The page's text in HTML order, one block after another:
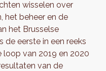
wisselen over
het beheer en de
het Brusselse
eerste in een reeks
loop van 2019 en 2020
van de